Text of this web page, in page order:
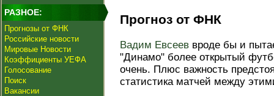
РАЗНОЕ:
Прогнозы от ФНК
Российские новости
Мировые Новости
Коэффициенты УЕФА
Голосование
Поиск
Вакансии
Прогноз от ФНК
Вадим Евсеев вроде бы и
"Динамо" более открытый
очень. Плюс важность
статистика матчей между